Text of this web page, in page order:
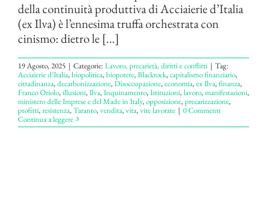
della continuità produttiva di Acciaierie d’Italia
(ex Ilva) è l’ennesima truffa orchestrata con
cinismo: dietro le [...]
19 Agosto, 2025 | Categorie:Lavoro, precarietà, diritti e conflitti | Tag:
Acciaierie d’Italia,biopolitica,biopotere,Blackrock,capitalismo finanziario,
cittadinanza,decarbonizzazione,Disoccupazione,economia,ex Ilva,finanza,
Franco Oriolo,illusioni,Ilva,Inquinamento,Istituzioni,lavoro,manifestazioni,
ministero delle Imprese e del Made in Italy,opposizione,precarizzazione,
profitti,resistenza,Taranto,vendita,vita,vite lavorate | 0 Commenti
Continua a leggere